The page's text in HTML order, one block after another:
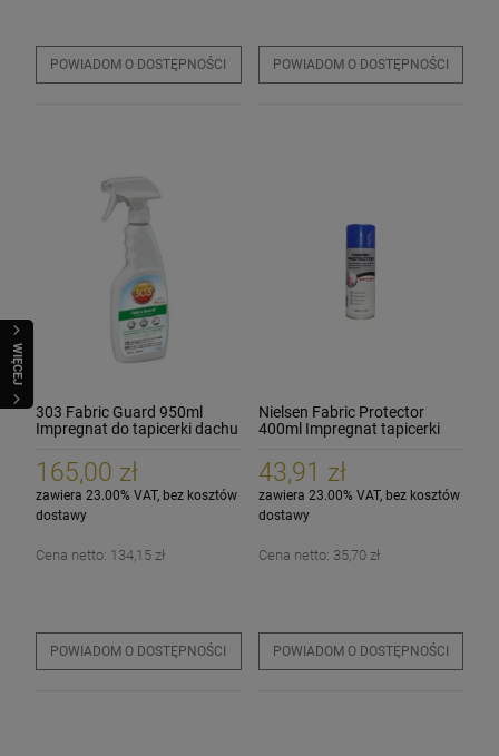
Cleantle Inspire 15ml Powłoka ochronna
90,99 zł
Cena regularna:
Najniższa cena:
K2 Trixon Pro - szczotka do czyszczenia
opon i nadkoli
19,90 zł
WaxPro Premium Black Microfiber 40x40cm
360G/m2 Mikrofibra czarna
6,90 zł
WIĘCEJ
POWIADOM O DOSTĘPNOŚCI POWIADOM O DOSTĘPNOŚCI
303 Fabric Guard 950ml
Impregnat do tapicerki dachu
165,00 zł
zawiera 23.00% VAT, bez kosztów
dostawy
Cena netto: 134,15 zł
POWIADOM O DOSTĘPNOŚCI
Nielsen Fabric Protector
400ml Impregnat tapicerki
43,91 zł
zawiera 23.00% VAT, bez kosztów
dostawy
Cena netto: 35,70 zł
POWIADOM O DOSTĘPNOŚCI